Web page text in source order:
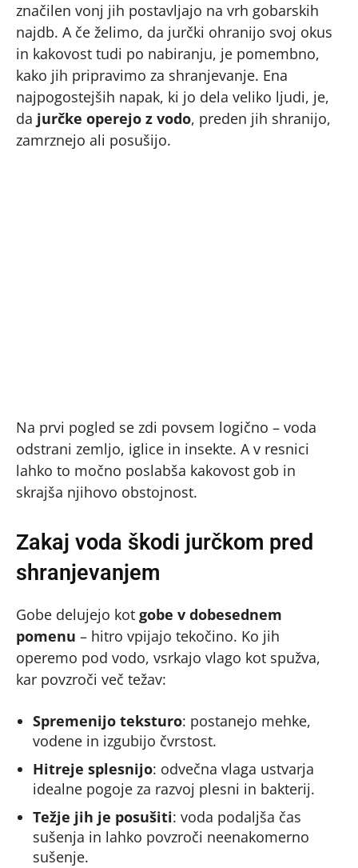
značilen vonj jih postavljajo na vrh gobarskih
najdb. A če želimo, da jurčki ohranijo svoj okus
in kakovost tudi po nabiranju, je pomembno,
kako jih pripravimo za shranjevanje. Ena
najpogostejših napak, ki jo dela veliko ljudi, je,
da jurčke operejo z vodo, preden jih shranijo,
zamrznejo ali posušijo.
Na prvi pogled se zdi povsem logično – voda
odstrani zemljo, iglice in insekte. A v resnici
lahko to močno poslabša kakovost gob in
skrajša njihovo obstojnost.
Zakaj voda škodi jurčkom pred
shranjevanjem
Gobe delujejo kot gobe v dobesednem
pomenu – hitro vpijajo tekočino. Ko jih
operemo pod vodo, vsrkajo vlago kot spužva,
kar povzroči več težav:
Spremenijo teksturo: postanejo mehke,
vodene in izgubijo čvrstost.
Hitreje splesnijo: odvečna vlaga ustvarja
idealne pogoje za razvoj plesni in bakterij.
Težje jih je posušiti: voda podaljša čas
sušenja in lahko povzroči neenakomerno
sušenje.